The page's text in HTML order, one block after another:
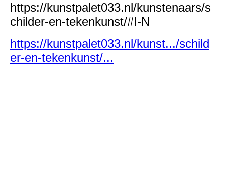
https://kunstpalet033.nl/kunstenaars/s
childer-en-tekenkunst/#I-N
https://kunstpalet033.nl/kunst.../schild
er-en-tekenkunst/...